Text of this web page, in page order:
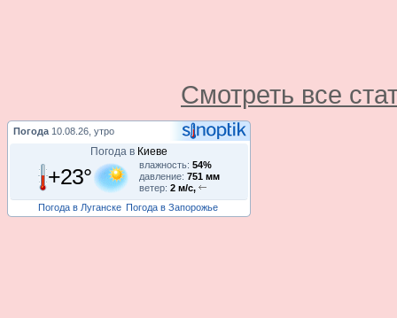
Смотреть все
Погода 10.08.26, утро
Погода в Киеве
+23° влажность: 54%
давление: 751 мм
ветер: 2 м/с,
Погода в Луганске Погода в Запорожье